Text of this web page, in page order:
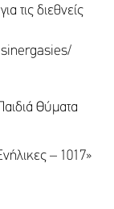
τις διεθνείς
Θύματα
– 1017»